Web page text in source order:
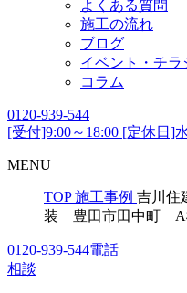
よくある質問
施工の流れ
ブログ
イベント・チラ
コラム
0120-939-544
[受付]9:00～18:00 [定休日]
MENU
TOP 施工事例 吉川住
装 豊田市田中町 A
0120-939-544電話
相談